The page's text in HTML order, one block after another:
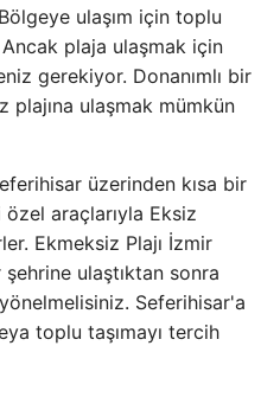
ulaşım için toplu
plaja ulaşmak için
gerekiyor. Donanımlı bir
plajına ulaşmak mümkün
üzerinden kısa bir
araçlarıyla Eksiz
Ekmeksiz Plajı İzmir
ulaştıktan sonra
Seferihisar'a
toplu taşımayı tercih